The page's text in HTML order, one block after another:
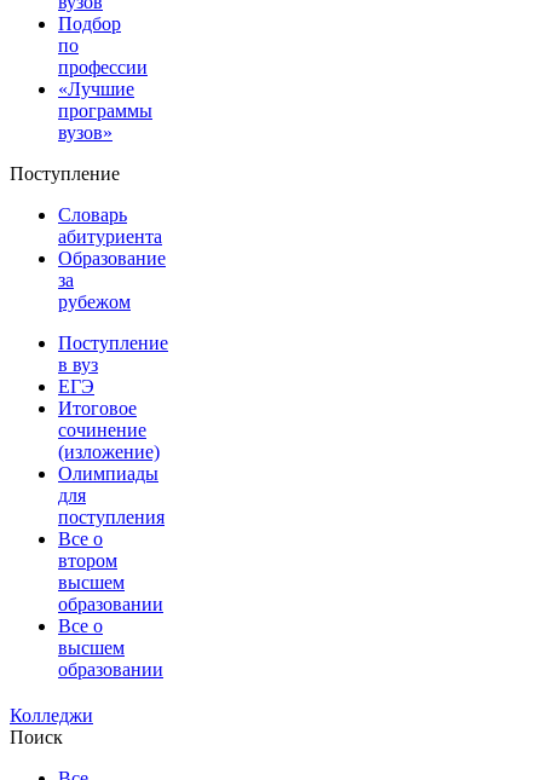
Подбор
по
профессии
«Лучшие
программы
вузов»
Поступление
Словарь
абитуриента
Образование
за
рубежом
Поступление
в вуз
ЕГЭ
Итоговое
сочинение
(изложение)
Олимпиады
для
поступления
Все о
втором
высшем
образовании
Все о
высшем
образовании
Колледжи
Поиск